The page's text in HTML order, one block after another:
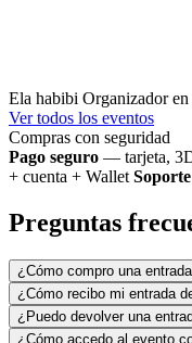
Ela habibi Organizador
Ver todos los eventos
Compras con seguridad
Pago seguro — tarjeta,
+ cuenta + Wallet
Preguntas
¿Cómo compro una
¿Cómo recibo mi entrada
¿Puedo devolver una
¿Cómo accedo al evento